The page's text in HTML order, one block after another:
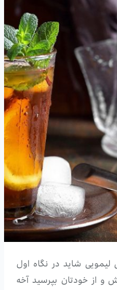
شاید در نگاه اول
و از خودتان بپرسید آخه